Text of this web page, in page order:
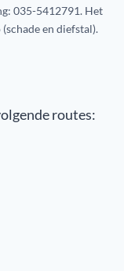
035-5412791. Het
en diefstal).
routes: